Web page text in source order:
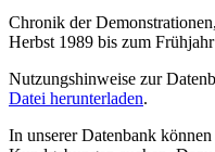
Chronik der
Herbst 1989 bis zum
Nutzungshinweise zur
Datei herunterladen.
In unserer Datenbank